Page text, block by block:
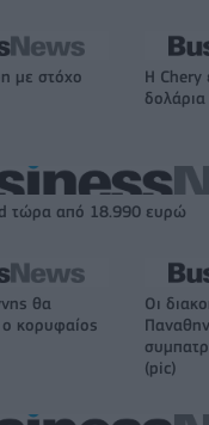
με στόχο
Η Chery
τώρα από 18.990 ευρώ
θα
κορυφαίος
Οι
(pic)